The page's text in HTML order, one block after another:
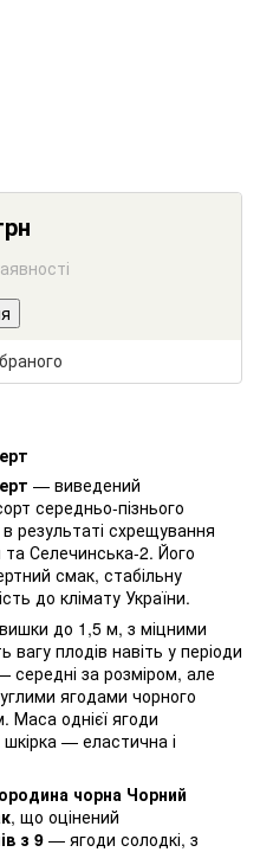
— виведений
середньо-пізнього
результаті схрещування
Селечинська-2. Його
смак, стабільну
до клімату України.
до 1,5 м, з міцними
плодів навіть у періоди
за розміром, але
ягодами чорного
Маса однієї ягоди
шкірка — еластична і
чорна Чорний
, що оцінений
з 9 — ягоди солодкі, з